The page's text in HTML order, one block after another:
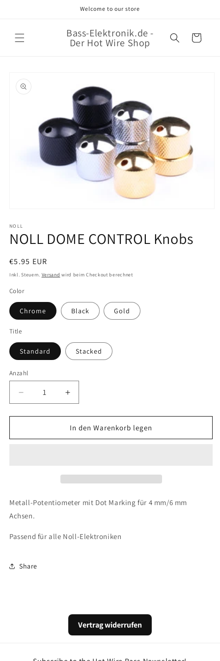
Welcome to our store
Bass-Elektronik.de -
Der Hot Wire Shop Warenkorb
in
Modal
öffnen
NOLL
NOLL DOME CONTROL Knobs
Normaler
Preis
€5.95 EUR
Inkl. Steuern. Versand wird beim Checkout berechnet
Color
Chrome Black Gold
Title
Standard Stacked
Anzahl
Verringere
die
Menge
NOLL
Erhöhe
die
Menge
für
NOLL
In den Warenkorb legen
Metall-Potentiometer mit Dot Marking für 4 mm/6 mm
Achsen.
Passend für alle Noll-Elektroniken
Share
Vertrag widerrufen